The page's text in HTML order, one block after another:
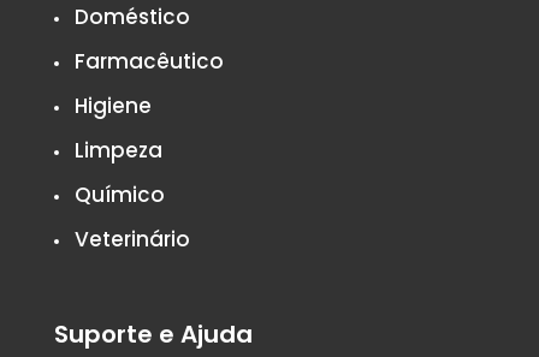
Doméstico
Farmacêutico
Higiene
Limpeza
Químico
Veterinário
Suporte e Ajuda